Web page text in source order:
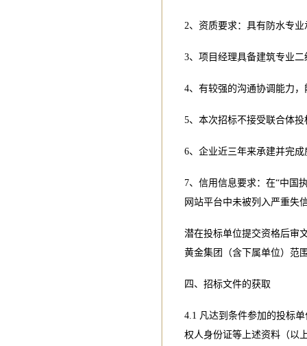
2、资质要求：具有防水专
3、项目经理具备建筑专业
4、有较强的沟通协调能力
5、本次招标不接受联合体投
6、企业近三年来承建并完
7、信用信息要求：在“中国
网站平台中未被列入严重失
潜在投标单位提交资格后审
黄金集团（含下属单位）范
四、招标文件的获取
4.1 凡达到条件参加的投标
权人身份证等上述资料（以